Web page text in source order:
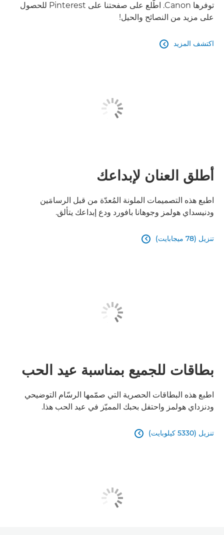
توفرها Canon. اطّلع على صفحتنا على Pinterest للحصول
على مزيد من النصائح والحيل!
اكتشف المزيد 
أطلق العنان لإبداعك
اطبع هذه التصميمات الملونة المُعدّة من قبل الرسامَين
ودنيسداي هولمز وجوهانا بافورد ودع إبداعك يتألق.
تنزيل (78 ميجابايت) 
بطاقات للجميع بمناسبة عيد الحب
اطبع هذه البطاقات الحصرية التي صمّمها الرسّام التوضيحي
ودنزداي هولمز واحتفل بحبك المميّز في عيد الحب هذا.
تنزيل (5330 كيلوبايت) 